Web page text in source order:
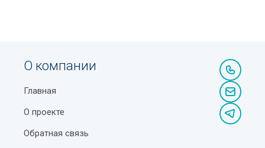
О компании
Главная
О проекте
Обратная связь